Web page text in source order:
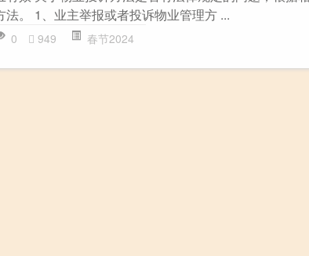
。 1、业主举报或者投诉物业管理方 ...
0 949 春节2024